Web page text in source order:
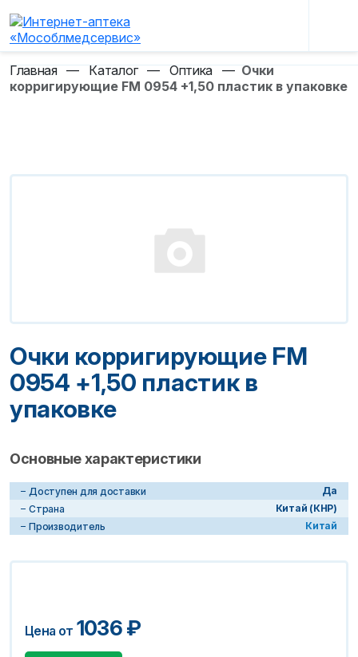
Главная — Каталог — Оптика — Очки
корригирующие FM 0954 +1,50 пластик в упаковке
Очки корригирующие FM
0954 +1,50 пластик в
упаковке
Основные характеристики
Доступен для доставки
Да
Страна
Китай (КНР)
Производитель
Китай
Цена от 1036₽